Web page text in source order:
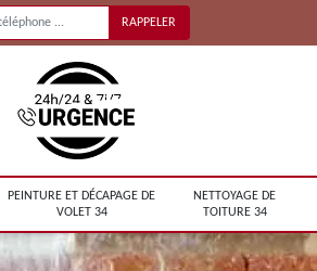
PEINTURE ET DÉCAPAGE DE
VOLET 34
NETTOYAGE DE
TOITURE 34